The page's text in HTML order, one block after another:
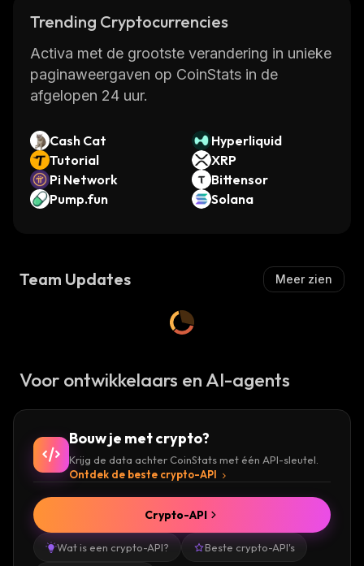
Trending Cryptocurrencies
Activa met de grootste verandering in unieke
paginaweergaven op CoinStats in de
afgelopen 24 uur.
Cash Cat
Hyperliquid
Tutorial
XRP
Pi Network
Bittensor
Pump.fun
Solana
Team Updates Meer zien
Voor ontwikkelaars en AI-agents
Bouw je met crypto?
Krijg de data achter CoinStats met één API-sleutel.
Ontdek de beste crypto-API
Wat is een crypto-API? Beste crypto-API's
Crypto-API